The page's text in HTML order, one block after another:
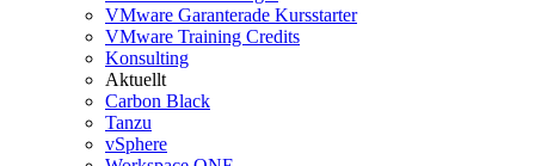
VMware Garanterade Kursstarter
VMware Training Credits
Konsulting
Aktuellt
Carbon Black
Tanzu
vSphere